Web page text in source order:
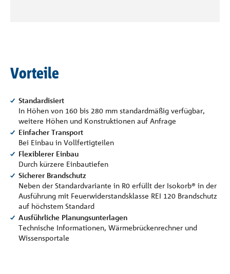
Vorteile
Standardisiert
In Höhen von 160 bis 280 mm standardmäßig verfügbar,
weitere Höhen und Konstruktionen auf Anfrage
Einfacher Transport
Bei Einbau in Vollfertigteilen
Flexiblerer Einbau
Durch kürzere Einbautiefen
Sicherer Brandschutz
Neben der Standardvariante in R0 erfüllt der Isokorb® in der
Ausführung mit Feuerwiderstandsklasse REI 120 Brandschutz
auf höchstem Standard
Ausführliche Planungsunterlagen
Technische Informationen, Wärmebrückenrechner und
Wissensportale